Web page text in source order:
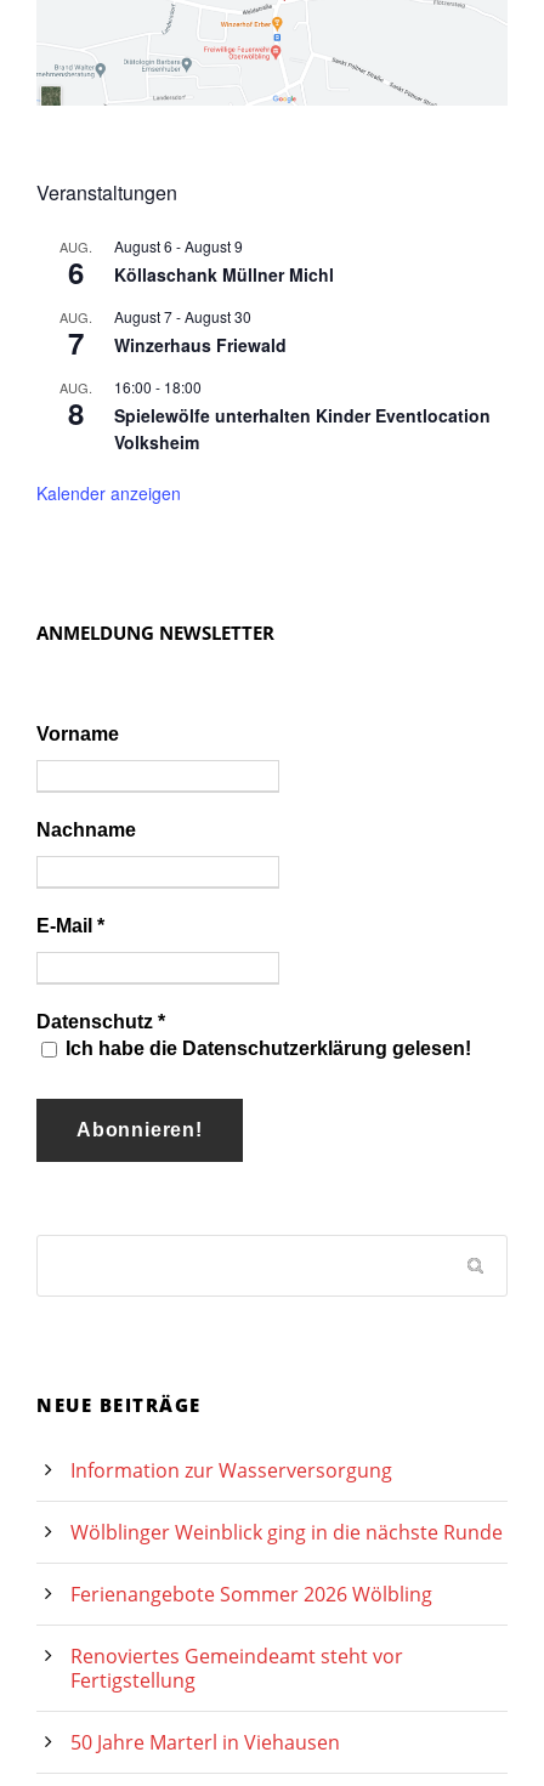
Veranstaltungen
AUG.
6
August 6 -August 9
Köllaschank Müllner Michl
AUG.
7
August 7-August 30
Winzerhaus Friewald
AUG.
8
16:00 - 18:00
Spielewölfe unterhalten Kinder Eventlocation
Volksheim
Kalender anzeigen
ANMELDUNG NEWSLETTER
Vorname
Nachname
E-Mail *
Datenschutz *
Ich habe die Datenschutzerklärung gelesen!
NEUE BEITRÄGE
Information zur Wasserversorgung
Wölblinger Weinblick ging in die nächste Runde
Ferienangebote Sommer 2026 Wölbling
Renoviertes Gemeindeamt steht vor
Fertigstellung
50 Jahre Marterl in Viehausen